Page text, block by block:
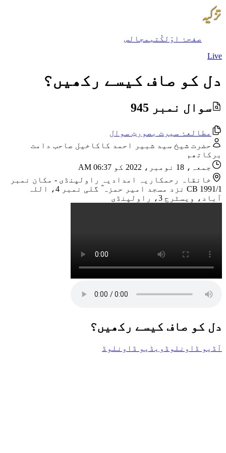
صفحۂ اوّل کُتب مجالس
Live
دل کو صاف کیسے رکھیں؟
سوال نمبر 945
مطالعۂ سیرت بصورتِ سوال
حضرت شیخ سید شبیر احمد کاکاخیل صاحب دامت
برکاتھم
جمعہ، 18 نومبر، 2022 کو 06:37 AM
خانقاہ رحمکاریہ امدادیہ راولپنڈی - مکان نمبر
CB 1991/1 نزد مسجد امیر حمزہ ؓ گلی نمبر 4، اللہ
آباد، ویسٹرج 3، راولپنڈی
دل کو صاف کیسے رکھیں؟
آڈیو ڈاونلوڈ ویڈیو ڈاونلوڈ